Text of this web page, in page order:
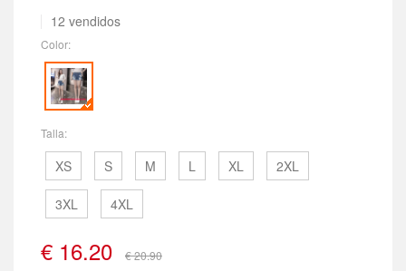
12 vendidos
Color:
Talla:
XS S M L XL 2XL
3XL 4XL
€ 16.20 € 20.90